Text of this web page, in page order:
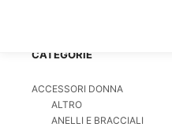
CATEGORIE
ACCESSORI DONNA
ALTRO
ANELLI E BRACCIALI